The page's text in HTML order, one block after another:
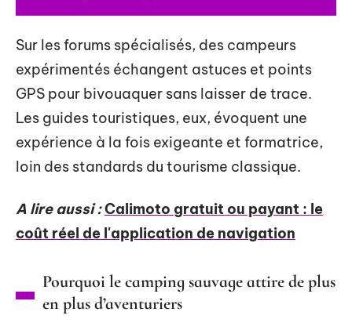
Sur les forums spécialisés, des campeurs
expérimentés échangent astuces et points
GPS pour bivouaquer sans laisser de trace.
Les guides touristiques, eux, évoquent une
expérience à la fois exigeante et formatrice,
loin des standards du tourisme classique.
A lire aussi :Calimoto gratuit ou payant : le
coût réel de l'application de navigation
Pourquoi le camping sauvage attire de plus
en plus d’aventuriers